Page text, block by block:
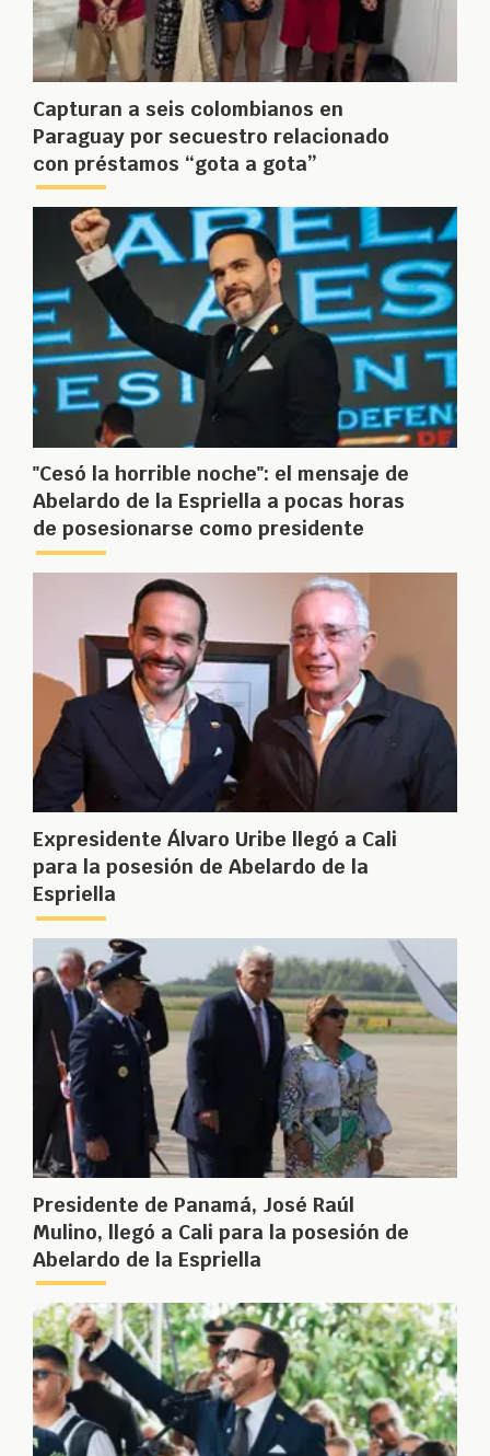
Capturan a seis colombianos en
Paraguay por secuestro relacionado
con préstamos “gota a gota”
"Cesó la horrible noche": el mensaje de
Abelardo de la Espriella a pocas horas
de posesionarse como presidente
Expresidente Álvaro Uribe llegó a Cali
para la posesión de Abelardo de la
Espriella
Presidente de Panamá, José Raúl
Mulino, llegó a Cali para la posesión de
Abelardo de la Espriella